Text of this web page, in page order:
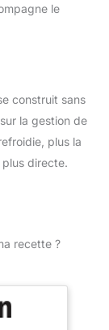
le
construit sans
la gestion de
plus la
directe.
recette ?